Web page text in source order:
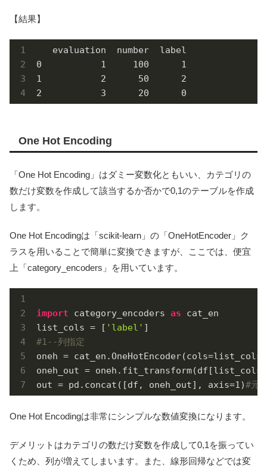
【結果】
   evaluation  number  label
0           1     100      1
1           2      50      2
2           3      20      0
One Hot Encoding
「One Hot Encoding」はダミー変数化ともいい、カテゴリの
数だけ変数を作成して該当するか否かで0,1のテーブルを作成
します。
One Hot Encodingは「scikit-learn」の「OneHotEncoder」ク
ラスを用いることで簡単に変換できますが、ここでは、便宜
上「category_encoders」を用いています。
import category_encoders as cat_en
list_cols = [ 'label'
#1--列指定
oneh = cat_en.OneHotEncoder(cols=list_cols)
oneh_out =
out = pd.concat([df, oneh_out], axis=1)#元
One Hot Encodingは非常にシンプルな数値変換になります。
デメリットはカテゴリの数だけ変数を作成して0,1を振ってい
くため、列が増えてしまいます。また、線形回帰などでは変